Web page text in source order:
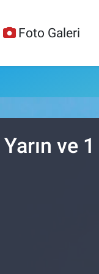
Foto Galeri
ve